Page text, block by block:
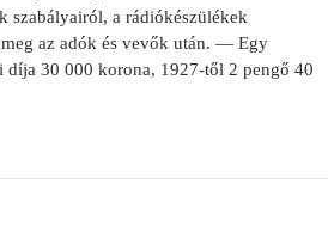
szabályairól, a rádiókészü­lékek
az adók és vevők után. — Egy
díja 30 000 korona, 1927-től 2 pengő 40